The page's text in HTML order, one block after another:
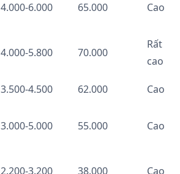
4.000-6.000 65.000 Cao
4.000-5.800 70.000
Rất
cao
3.500-4.500 62.000 Cao
3.000-5.000 55.000 Cao
2.200-3.200 38.000 Cao